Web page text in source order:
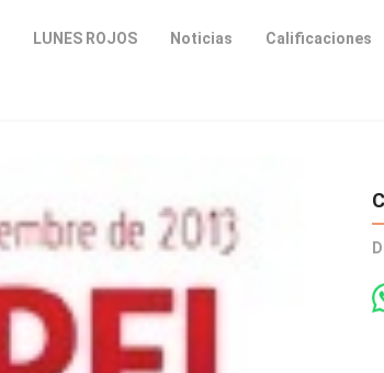
LUNES ROJOS Noticias Calificaciones